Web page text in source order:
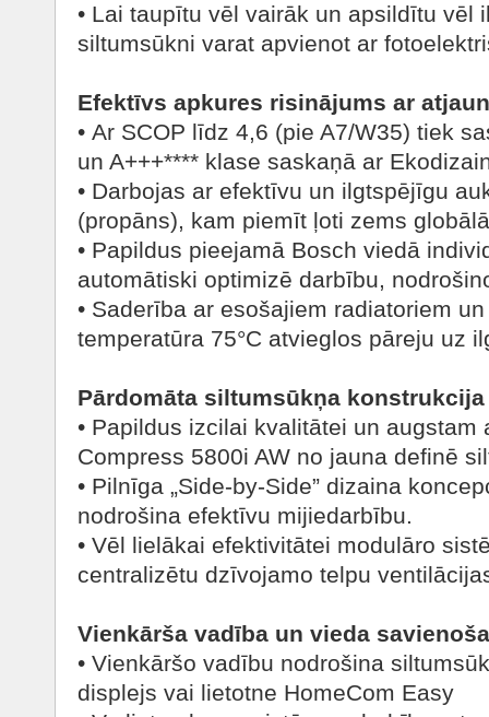
• Lai taupītu vēl vairāk un apsildītu vēl
siltumsūkni varat apvienot ar
Efektīvs apkures risinājums ar
• Ar SCOP līdz 4,6 (pie A7/W35) tiek
un A+++**** klase saskaņā ar
• Darbojas ar efektīvu un ilgtspējīgu
(propāns), kam piemīt ļoti zems
• Papildus pieejamā Bosch viedā
automātiski optimizē darbību,
• Saderība ar esošajiem radiatoriem
temperatūra 75°C atvieglos pāreju uz
Pārdomāta siltumsūkņa konstrukcija
• Papildus izcilai kvalitātei un augstam
Compress 5800i AW no jauna definē
• Pilnīga „Side-by-Side” dizaina
nodrošina efektīvu mijiedarbību.
• Vēl lielākai efektivitātei modulāro
centralizētu dzīvojamo telpu
Vienkārša vadība un vieda
• Vienkāršo vadību nodrošina
displejs vai lietotne HomeCom Easy